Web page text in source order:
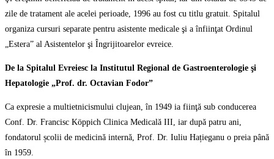
zile de tratament ale acelei perioade, 1996 au fost cu titlu gratuit. Spitalul
organiza cursuri separate pentru asistente medicale şi a înfiinţat Ordinul
„Estera” al Asistentelor şi Îngrijitoarelor evreice.
De la Spitalul Evreiesc la Institutul Regional de Gastroenterologie şi
Hepatologie „Prof. dr. Octavian Fodor”
Ca expresie a multietnicismului clujean, în 1949 ia fiinţă sub conducerea
Conf. Dr. Francisc Köppich Clinica Medicală III, iar după patru ani,
fondatorul școlii de medicină internă, Prof. Dr. Iuliu Hațieganu o preia până
în 1959.